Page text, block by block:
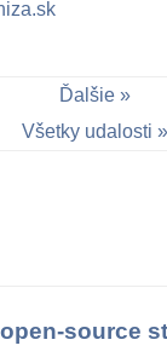
Ďalšie
Všetky udalosti
source